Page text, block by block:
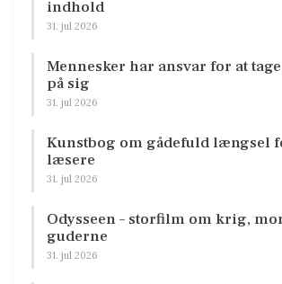
indhold
31. jul 2026
Mennesker har ansvar for at
på sig
31. jul 2026
Kunstbog om gådefuld længsel
læsere
31. jul 2026
Odysseen – storfilm om krig,
guderne
31. jul 2026